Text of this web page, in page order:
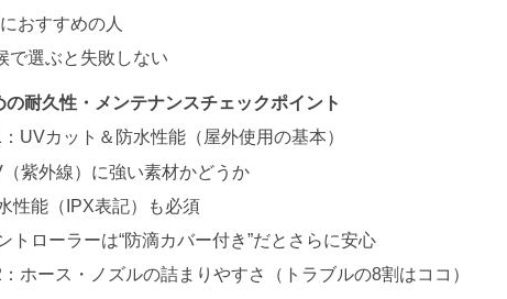
おすすめの人
で選ぶと失敗しない
の耐久性・メンテナンスチェックポイント
UVカット＆防水性能（屋外使用の基本）
（紫外線）に強い素材かどうか
性能（IPX表記）も必須
トローラーは“防滴カバー付き”だとさらに安心
ホース・ノズルの詰まりやすさ（トラブルの8割はココ）